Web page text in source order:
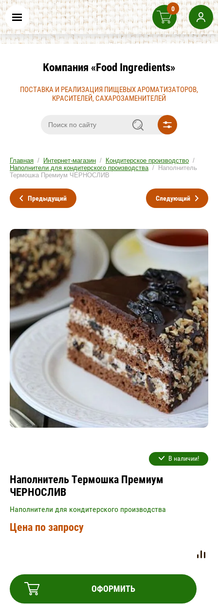
Компания «Food Ingredients»
ПОСТАВКА И РЕАЛИЗАЦИЯ ПИЩЕВЫХ АРОМАТИЗАТОРОВ,
КРАСИТЕЛЕЙ, САХАРОЗАМЕНИТЕЛЕЙ
Главная / Интернет-магазин / Кондитерское производство /
Наполнители для кондитерского производства / Наполнитель
Термошка Премиум ЧЕРНОСЛИВ
Предыдущий Следующий
В наличии!
Наполнитель Термошка Премиум
ЧЕРНОСЛИВ
Наполнители для кондитерского производства
Цена по запросу
ОФОРМИТЬ
0